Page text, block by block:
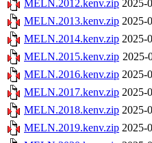
MELN.2012.kenv.zip 2025-
MELN.2013.kenv.zip 2025-
MELN.2014.kenv.zip 2025-
MELN.2015.kenv.zip 2025-
MELN.2016.kenv.zip 2025-
MELN.2017.kenv.zip 2025-
MELN.2018.kenv.zip 2025-
MELN.2019.kenv.zip 2025-